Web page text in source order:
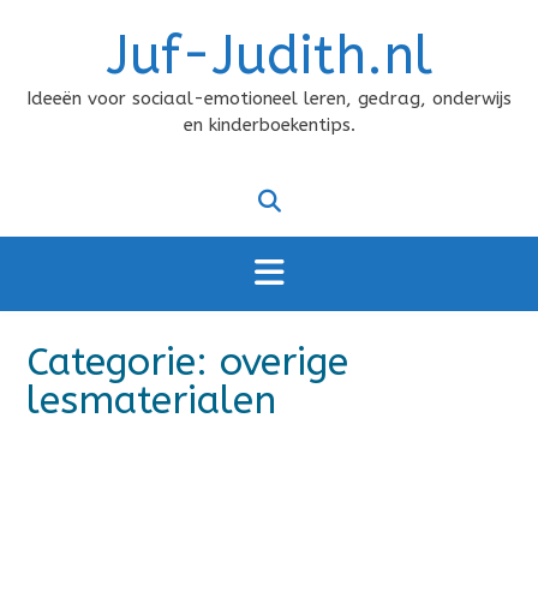
Juf-Judith.nl
Ideeën voor sociaal-emotioneel leren, gedrag, onderwijs
en kinderboekentips.
Categorie: overige
lesmaterialen